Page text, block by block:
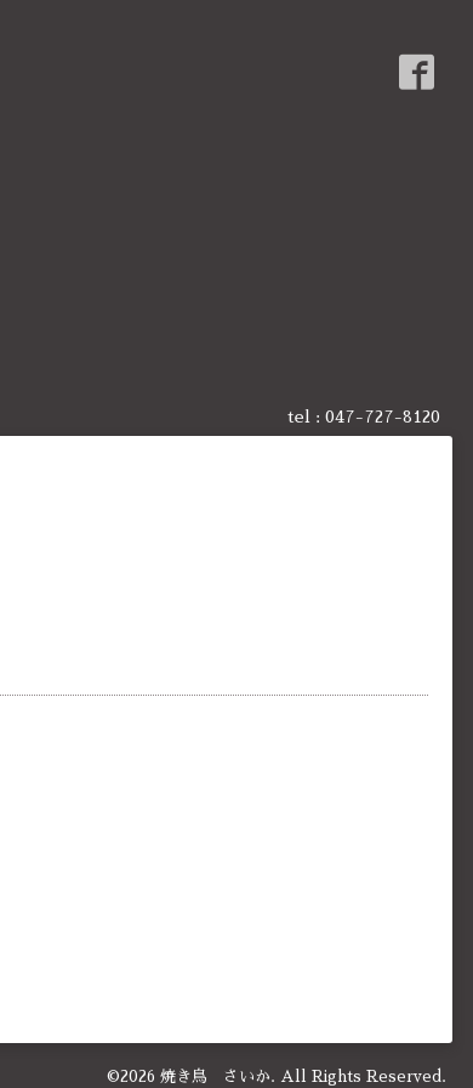
tel : 047-727-8120
©2026 焼き鳥 さいか. All Rights Reserved.